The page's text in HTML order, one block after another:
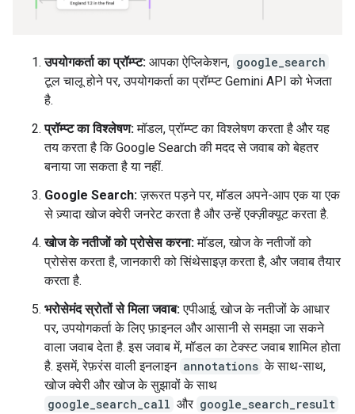
उपयोगकर्ता का प्रॉम्प्ट: आपका ऐप्लिकेशन, google_search
टूल चालू होने पर, उपयोगकर्ता का प्रॉम्प्ट Gemini API को भेजता
है.
प्रॉम्प्ट का विश्लेषण:मॉडल, प्रॉम्प्ट का विश्लेषण करता है और यह
तय करता है कि Google Search की मदद से जवाब को बेहतर
बनाया जा सकता है या नहीं.
Google Search:ज़रूरत पड़ने पर, मॉडल अपने-आप एक या एक
से ज़्यादा खोज क्वेरी जनरेट करता है और उन्हें एक्ज़ीक्यूट करता है.
खोज के नतीजों को प्रोसेस करना:मॉडल, खोज के नतीजों को
प्रोसेस करता है, जानकारी को सिंथेसाइज़ करता है, और जवाब तैयार
करता है.
भरोसेमंद स्रोतों से मिला जवाब:एपीआई, खोज के नतीजों के आधार
पर, उपयोगकर्ता के लिए फ़ाइनल और आसानी से समझा जा सकने
वाला जवाब देता है. इस जवाब में, मॉडल का टेक्स्ट जवाब शामिल होता
है. इसमें, रेफ़रंस वाली इनलाइन annotations के साथ-साथ,
खोज क्वेरी और खोज के सुझावों के साथ
google_search_call और google_search_result